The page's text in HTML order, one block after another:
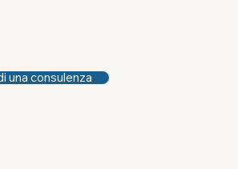
una consulenza